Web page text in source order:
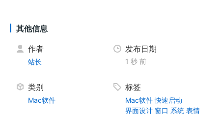
其他信息
作者
站长
发布日期
1 秒 前
类别
Mac软件
标签
Mac软件 快速启动
界面设计 窗口 系统 表情